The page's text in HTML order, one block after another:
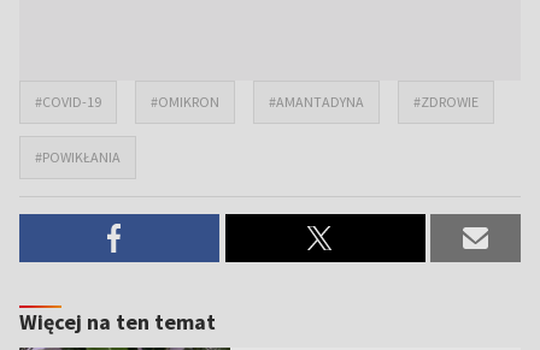
#COVID-19 #OMIKRON #AMANTADYNA #ZDROWIE
#POWIKŁANIA
Więcej na ten temat